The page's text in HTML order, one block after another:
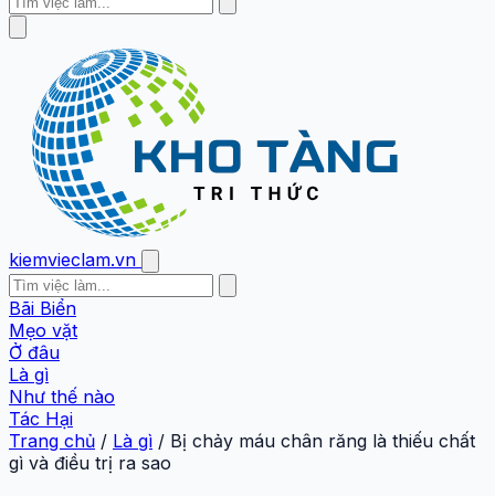
kiemvieclam.vn
Bãi Biển
Mẹo vặt
Ở đâu
Là gì
Như thế nào
Tác Hại
Trang chủ / Là gì / Bị chảy máu chân răng là thiếu chất
gì và điều trị ra sao